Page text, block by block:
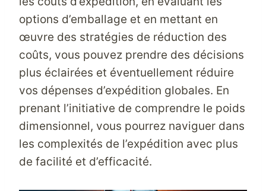
options d’emballage et en mettant en
œuvre des stratégies de réduction des
coûts, vous pouvez prendre des décisions
plus éclairées et éventuellement réduire
vos dépenses d’expédition globales. En
prenant l’initiative de comprendre le poids
dimensionnel, vous pourrez naviguer dans
les complexités de l’expédition avec plus
de facilité et d’efficacité.